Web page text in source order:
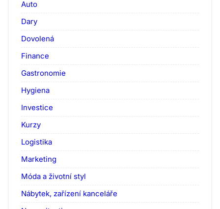
Auto
Dary
Dovolená
Finance
Gastronomie
Hygiena
Investice
Kurzy
Logistika
Marketing
Móda a životní styl
Nábytek, zařízení kanceláře